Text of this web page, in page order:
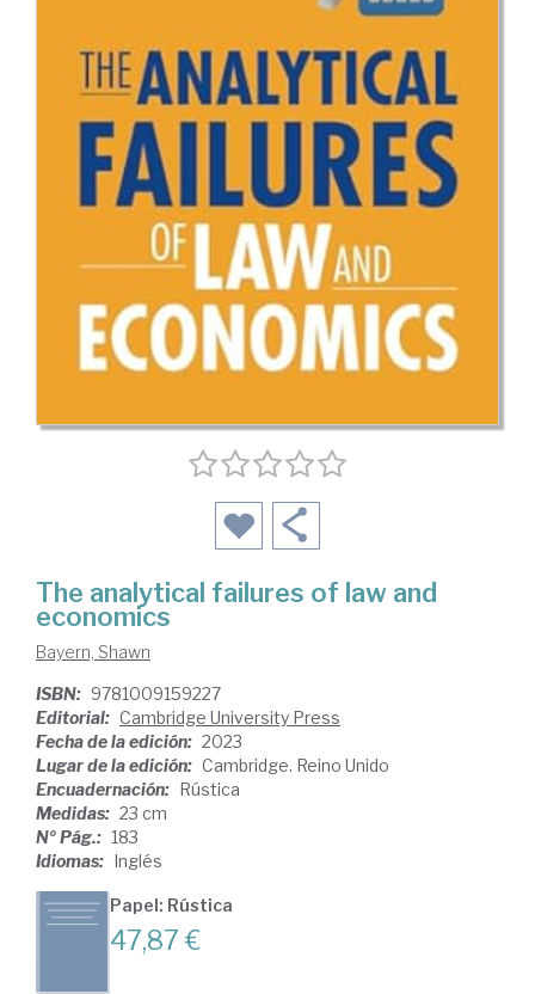
The analytical failures of law and
economics
Bayern, Shawn
ISBN: 9781009159227
Editorial: Cambridge University Press
Fecha de la edición: 2023
Lugar de la edición: Cambridge. Reino Unido
Encuadernación: Rústica
Medidas: 23 cm
Nº Pág.: 183
Idiomas: Inglés
Papel: Rústica
47,87 €